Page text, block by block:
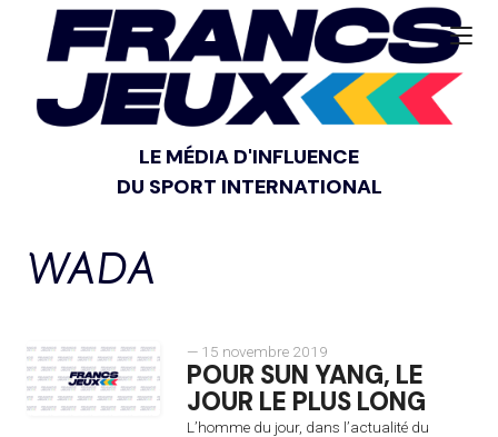
LE MÉDIA D'INFLUENCE
DU SPORT INTERNATIONAL
WADA
— 15 novembre 2019
POUR SUN YANG, LE
JOUR LE PLUS LONG
L’homme du jour, dans l’actualité du